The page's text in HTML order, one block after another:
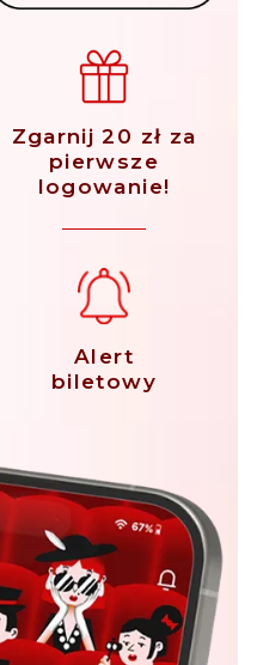
Zgarnij 20 zł za
pierwsze
logowanie!
Alert
biletowy